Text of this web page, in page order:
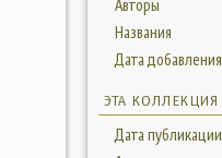
Авторы
Названия
Дата добавления
ЭТА КОЛЛЕКЦИЯ
Дата публикации